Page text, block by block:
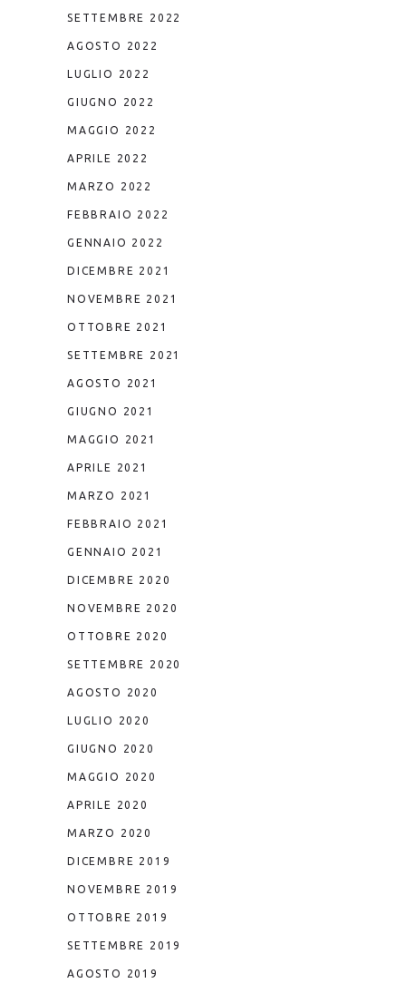
SETTEMBRE 2022
AGOSTO 2022
LUGLIO 2022
GIUGNO 2022
MAGGIO 2022
APRILE 2022
MARZO 2022
FEBBRAIO 2022
GENNAIO 2022
DICEMBRE 2021
NOVEMBRE 2021
OTTOBRE 2021
SETTEMBRE 2021
AGOSTO 2021
GIUGNO 2021
MAGGIO 2021
APRILE 2021
MARZO 2021
FEBBRAIO 2021
GENNAIO 2021
DICEMBRE 2020
NOVEMBRE 2020
OTTOBRE 2020
SETTEMBRE 2020
AGOSTO 2020
LUGLIO 2020
GIUGNO 2020
MAGGIO 2020
APRILE 2020
MARZO 2020
DICEMBRE 2019
NOVEMBRE 2019
OTTOBRE 2019
SETTEMBRE 2019
AGOSTO 2019